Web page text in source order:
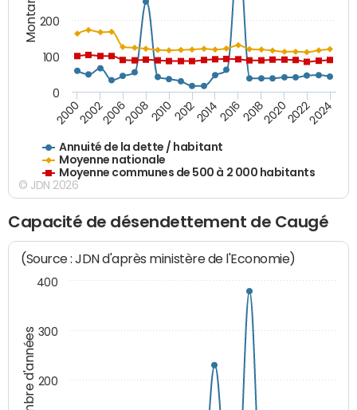
Annuité de la dette / habitant
Moyenne nationale
Moyenne communes de 500 à 2 000 habitants
200020022006200820102012201420162018202020222024
0
100
200
© JDN 2026
Capacité de désendettement de Caugé
Nombre d'années
(Source : JDN d'après ministère de l'Economie)
200
300
400